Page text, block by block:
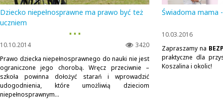
Dziecko niepełnosprawne ma prawo być też
uczniem
▪ ▪ ▪
3420
10.10.2014
Prawo dziecka niepełnosprawnego do nauki nie jest
ograniczone jego chorobą. Wręcz przeciwnie –
szkoła powinna dołożyć starań i wprowadzić
udogodnienia, które umożliwią dzieciom
niepełnosprawnym...
Świadoma mama
10.03.2016
Zapraszamy na
praktyczne dla
Koszalina i okolic!